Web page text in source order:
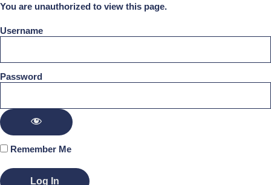
You are unauthorized to view this page.
Username
Password
Remember Me